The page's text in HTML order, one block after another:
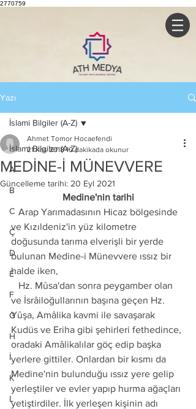
2770759
Yazı
İslami Bilgiler (A-Z)
A
B
C
Ç
D
E
F
G
H
İ
K
L
İslami Bilgiler (A-Z)
MEDİNE-İ MÜNEVVERE
Ahmet Tomor Hocaefendi
21 Kas 2018 10 dakikada okunur
Güncelleme tarihi: 20 Eyl 2021
Medine'nin tarihi
   Arap Yarımadasının Hicaz bölgesinde
ve Kızıldeniz'in yüz kilometre
doğusunda tarıma elverişli bir yerde
bulunan Medine-i Münevvere ıssız bir
halde iken,
ve İsrâiloğullarının başına geçen Hz.
Yûşa, Amâlika kavmi ile savaşarak
Kudüs ve Eriha gibi şehirleri fethedince,
oradaki Amâlikalılar göç edip başka
yerlere gittiler. Onlardan bir kısmı da
Medine'nin bulunduğu ıssız yere gelip
yerleştiler ve evler yapıp hurma ağaçları
yetiştirdiler. İlk yerleşen kişinin adı